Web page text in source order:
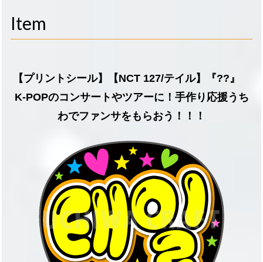
Item
【プリントシール】【NCT 127/テイル】『??』
K-POPのコンサートやツアーに！手作り応援うち
わでファンサをもらおう！！！